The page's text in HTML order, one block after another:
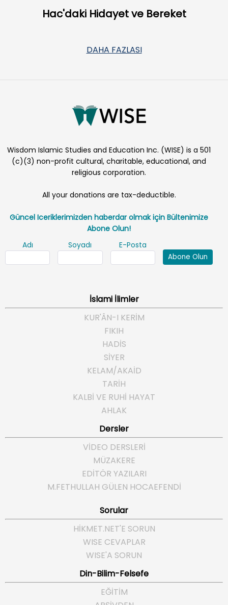
Hac'daki Hidayet ve Bereket
DAHA FAZLASI
Wisdom Islamic Studies and Education Inc. (WISE) is a 501
(c)(3) non-profit cultural, charitable, educational, and
religious corporation.
All your donations are tax-deductible.
Güncel Iceriklerimizden haberdar olmak için Bültenimize
Abone Olun!
Adı
Soyadı E-Posta
Abone Olun
İslami İlimler
KUR'ÂN-I KERİM
FIKIH
HADİS
SİYER
KELAM/AKAİD
TARİH
KALBİ VE RUHİ HAYAT
AHLAK
Dersler
VİDEO DERSLERİ
MÜZAKERE
EDİTÖR YAZILARI
M.FETHULLAH GÜLEN HOCAEFENDI
Sorular
HIKMET.NET'E SORUN
WISE CEVAPLAR
WISE'A SORUN
Din-Bilim-Felsefe
EĞITIM